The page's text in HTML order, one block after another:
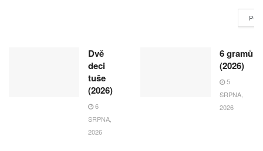
Dvě
deci
tuše
(2026)
6
SRPNA,
2026
6 gramů
(2026)
5
SRPNA,
2026